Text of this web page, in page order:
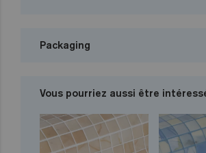
Packaging
Vous pourriez aussi être